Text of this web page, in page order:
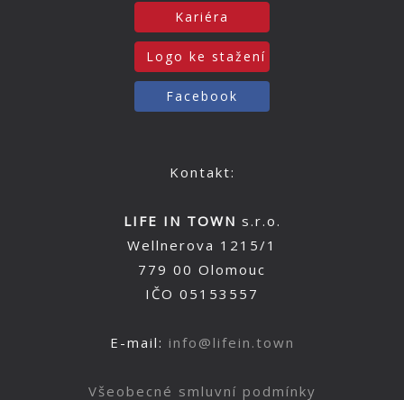
Kariéra
Logo ke stažení
Facebook
Kontakt:
LIFE IN TOWN s.r.o.
Wellnerova 1215/1
779 00 Olomouc
IČO 05153557
E-mail: info@lifein.town
Všeobecné smluvní podmínky